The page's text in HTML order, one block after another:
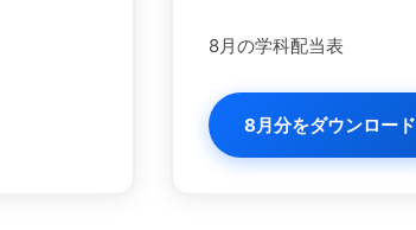
8月の学科配当表
8月分をダウンロード